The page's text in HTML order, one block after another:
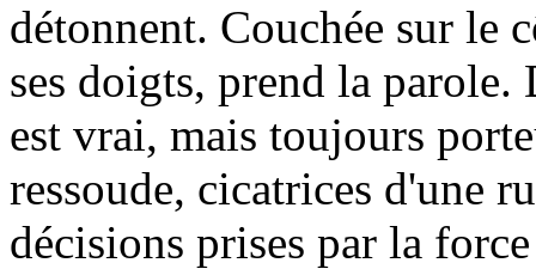
détonnent. Couchée sur le
ses doigts, prend la
est vrai, mais toujours
ressoude, cicatrices d'une
décisions prises par la